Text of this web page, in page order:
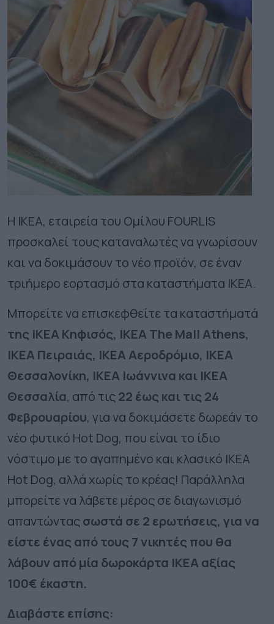
Η ΙΚΕΑ, εταιρεία του Ομίλου FOURLIS
προσκαλεί τους καταναλωτές να γνωρίσουν
και να δοκιμάσουν το νέο προϊόν, σε έναν
τριήμερο εορτασμό στα καταστήματα IKEA.
Μπορείτε να επισκεφθείτε τα καταστήματά
της IKEA Κηφισός, IKEA The Mall Αthens,
IKEA Πειραιάς, IKEA Αεροδρόμιο, IKEA
Θεσσαλονίκη, IKEA Ιωάννινα και IKEA
Θεσσαλία, από τις22 έως και τις 24
Φεβρουαρίου, για να δοκιμάσετε δωρεάν το
νέο φυτικό Ηot Dog, που είναι το ίδιο
νόστιμο με το αγαπημένο και κλασικό ΙΚΕΑ
Hot Dog, αλλά χωρίς το κρέας! Παράλληλα
μπορείτε να λάβετε μέρος σε διαγωνισμό
απαντώνταςσωστά σε 2 ερωτήσεις, για να
είστε ένας από τους 7 νικητές που θα
λάβουν από μία δωροκάρτα ΙΚΕΑ αξίας
100€ έκαστη.
Διαβάστε επίσης: